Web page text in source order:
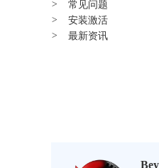
>
常见问题
>
安装激活
>
最新资讯